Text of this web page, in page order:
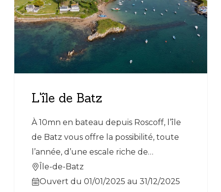
au public en visite libre le lundi,
mercredi, vendredi, samedi et dimanche
de 14h à 17h30 et jusqu'à 18h en juillet.
L’accueil de public scolaire et de
groupes est possible sur réservation
médiateur(trice) accompagne le
l’exposition, selon des objectifs et des
durées variables (de 30 à 45 min.). Les
visites sont gratuites. L’Espace Lucien-
Prigent est situé dans le parc de
Kréac’h Kélenn, rue du Manoir (au-
L'île de Batz
À 10mn en bateau depuis Roscoff, l’île
de Batz vous offre la possibilité, toute
l’année, d’une escale riche de
découvertes.
Île-de-Batz
Ouvert du 01/01/2025 au 31/12/2025